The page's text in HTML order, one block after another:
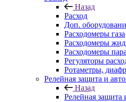
Назад
Расход
Доп.
Расходомеры газа
Расходомеры
Расходомеры пара
Регуляторы
Ротаметры,
Релейная защита и
Назад
Релейная защита